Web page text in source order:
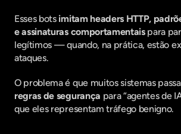
Esses bots imitam headers HTTP,
e assinaturas comportamentais para
legítimos — quando, na prática, estão
ataques.
O problema é que muitos sistemas
regras de segurança para “agentes de
que eles representam tráfego benigno.